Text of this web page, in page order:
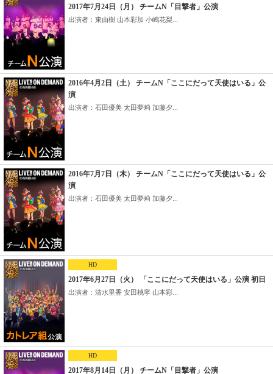
2017年7月24日（月） チームN「目撃者」公演
出演者：東由樹 山本彩加 小嶋花梨...
2016年4月2日（土） チームN「ここにだって天使はいる」公
演
出演者：石田優美 太田夢莉 加藤夕...
2016年7月7日（木） チームN「ここにだって天使はいる」公
演
出演者：石田優美 太田夢莉 加藤夕...
HD
2017年6月27日（火） 「ここにだって天使はいる」公演 初日
出演者：清水里香 安田桃寧 山本彩...
HD
2017年8月14日（月） チームN「目撃者」公演